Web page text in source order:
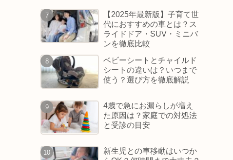
【2025年最新版】子育て世
代におすすめの車とは？ス
ライドドア・SUV・ミニバ
ンを徹底比較
ベビーシートとチャイルド
シートの違いは？いつまで
使う？選び方を徹底解説
4歳で急にお漏らしが増え
た原因は？家庭での対処法
と受診の目安
新生児との車移動はいつか